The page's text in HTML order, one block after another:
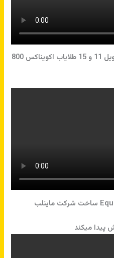
کلیپ جالب و دیدنی مقایسه دو کویل 11 و 15 طلایاب اکویناکس 800
تست عمق زنی نقطه زن Equinox 800 ساخت شرکت ماینلب